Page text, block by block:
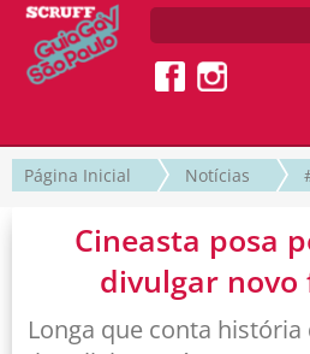
Página Inicial Notícias
Cineasta posa
divulgar novo
Longa que conta história